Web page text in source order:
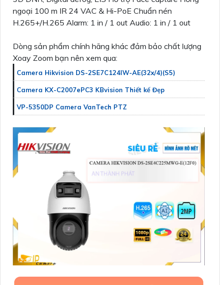
ngoại 100 m IR 24 VAC & Hi-PoE Chuẩn nén
H.265+/H.265 Alarm: 1 in / 1 out Audio: 1 in / 1 out
Dòng sản phẩm chính hãng khác đảm bảo chất lượng
Xoay Zoom bạn nên xem qua:
Camera Hikvision DS-2SE7C124IW-AE(32x/4)(S5)
Camera KX-C2007ePC3 KBvision Thiết kế Đẹp
VP-5350DP Camera VanTech PTZ